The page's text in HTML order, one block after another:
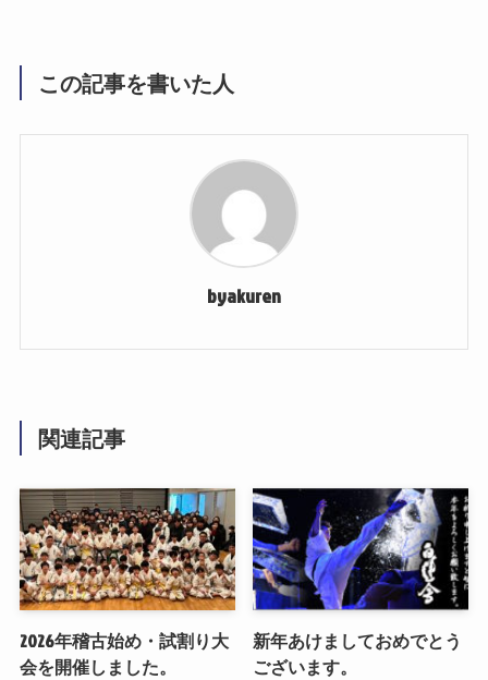
この記事を書いた人
byakuren
関連記事
2026年稽古始め・試割り大
会を開催しました。
新年あけましておめでとう
ございます。